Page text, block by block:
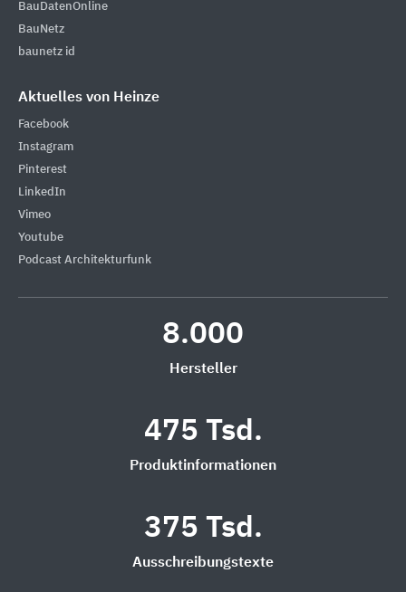
BauDatenOnline
BauNetz
baunetz id
Aktuelles von Heinze
Facebook
Instagram
Pinterest
LinkedIn
Vimeo
Youtube
Podcast Architekturfunk
8.000
Hersteller
475 Tsd.
Produktinformationen
375 Tsd.
Ausschreibungstexte